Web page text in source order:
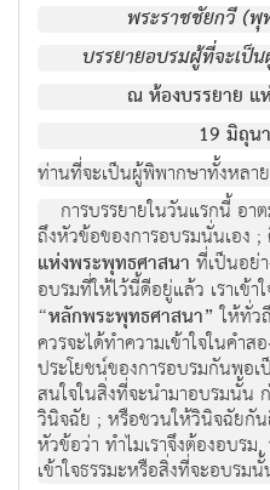
พระราชชัยกวี (
บรรยายอบรมผู้ที่จะเป็
ณ ห้องบรรยาย แ
19 มิถุน
ท่านที่จะเป็นผู้พิพากษาทั้งหลา
การบรรยายในวันแรกนี้ อา
ถึงหัวข้อของการอบรมนั่นเอง
แห่งพระพุทธศาสนา ที่เป็นอย่
อบรมที่ให้ไว้นี้ดีอยู่แล้ว เราเข้า
“หลักพระพุทธศาสนา” ให้ทั่ว
ควรจะได้ทำความเข้าใจในคำ
ประโยชน์ของการอบรมกันพอ
สนใจในสิ่งที่จะนำมาอบรมนั้น
วินิจฉัย ; หรือชวนให้วินิจฉัยกัน
หัวข้อว่า ทำไมเราจึงต้องอบร
เข้าใจธรรมะหรือสิ่งที่จะอบรม